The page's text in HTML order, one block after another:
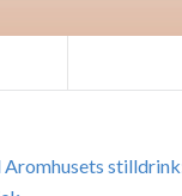
Aromhusets